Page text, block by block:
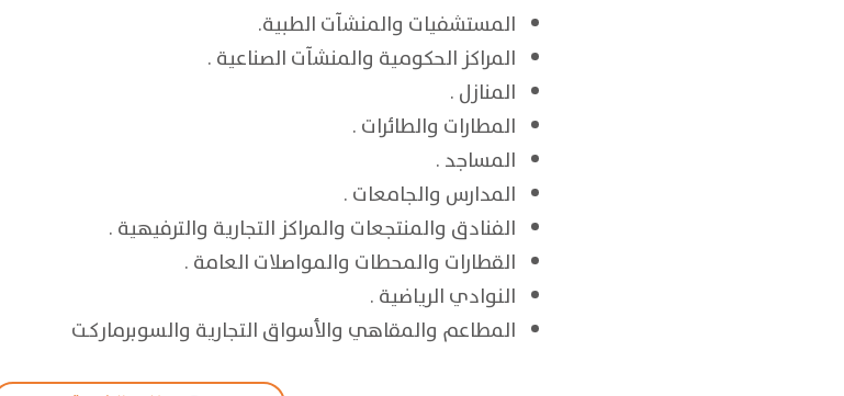
المستشفيات والمنشآت الطبية.
المراكز الحكومية والمنشآت الصناعية .
المنازل .
المطارات والطائرات .
المساجد .
المدارس والجامعات .
الفنادق والمنتجعات والمراكز التجارية والترفيهية .
القطارات والمحطات والمواصلات العامة .
النواديالرياضية .
المطاعم والمقاهي والأسواقالتجارية والسوبرماركـت